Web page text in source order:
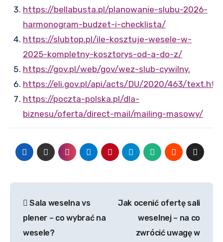
https://bellabusta.pl/planowanie-slubu-2026-
harmonogram-budzet-i-checklista/
https://slubtop.pl/ile-kosztuje-wesele-w-
2025-kompletny-kosztorys-od-a-do-z/
https://gov.pl/web/gov/wez-slub-cywilny.
https://eli.gov.pl/api/acts/DU/2020/463/
https://poczta-polska.pl/dla-
biznesu/oferta/direct-mail/mailing-masowy/
wpisu
Sala weselna vs
plener – co wybrać na
wesele?
Jak ocenić ofertę sali
weselnej – na co
zwrócić uwagę w